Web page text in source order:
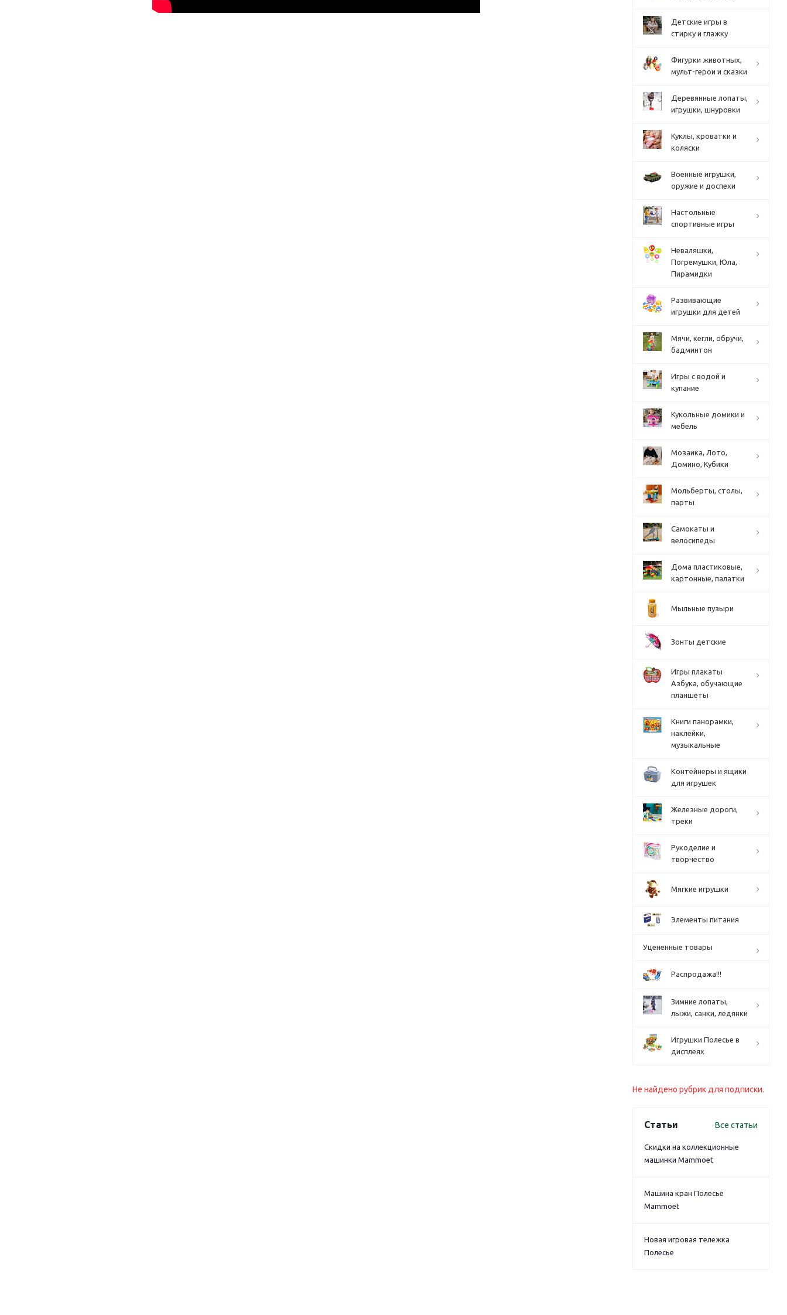
Детские игры в
стирку и глажку
Фигурки животных,
мульт-герои и сказки
Деревянные лопаты,
игрушки, шнуровки
Куклы, кроватки и
коляски
Военные игрушки,
оружие и доспехи
Настольные
спортивные игры
Неваляшки,
Погремушки, Юла,
Пирамидки
Развивающие
игрушки для детей
Мячи, кегли, обручи,
бадминтон
Игры с водой и
купание
Кукольные домики и
мебель
Мозаика, Лото,
Домино, Кубики
Мольберты, столы,
парты
Cамокаты и
велосипеды
Дома пластиковые,
картонные, палатки
Мыльные пузыри
Зонты детские
Игры плакаты
Азбука, обучающие
планшеты
Книги панорамки,
наклейки,
музыкальные
Контейнеры и ящики
для игрушек
Железные дороги,
треки
Рукоделие и
творчество
Мягкие игрушки
Элементы питания
Уцененные товары
Распродажа!!!
Зимние лопаты,
лыжи, санки, ледянки
Игрушки Полесье в
дисплеях
Не найдено рубрик для подписки.
Статьи Все статьи
Скидки на коллекционные
машинки Mammoet
Машина кран Полесье
Mammoet
Новая игровая тележка
Полесье